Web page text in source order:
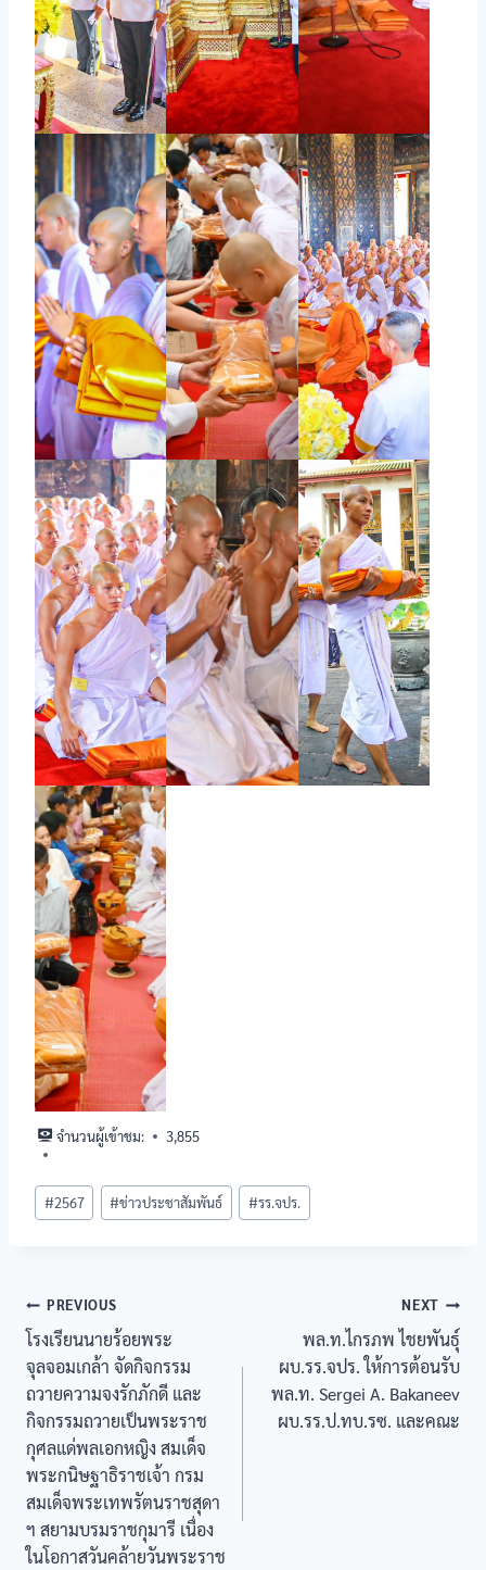
จำนวนผู้เข้าชม: 3,855
#2567 #ข่าวประชาสัมพันธ์ #รร.จปร.
PREVIOUS
โรงเรียนนายร้อยพระ
จุลจอมเกล้า จัดกิจกรรม
ถวายความจงรักภักดี และ
กิจกรรมถวายเป็นพระราช
กุศลแด่พลเอกหญิง สมเด็จ
พระกนิษฐาธิราชเจ้า กรม
สมเด็จพระเทพรัตนราชสุดา
ฯ สยามบรมราชกุมารี เนื่อง
ในโอกาสวันคล้ายวันพระราช
NEXT
พล.ท.ไกรภพ ไชยพันธุ์
ผบ.รร.จปร. ให้การต้อนรับ
พล.ท. Sergei A. Bakaneev
ผบ.รร.ป.ทบ.รซ. และคณะ